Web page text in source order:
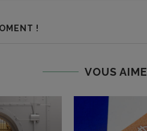
!
VOUS